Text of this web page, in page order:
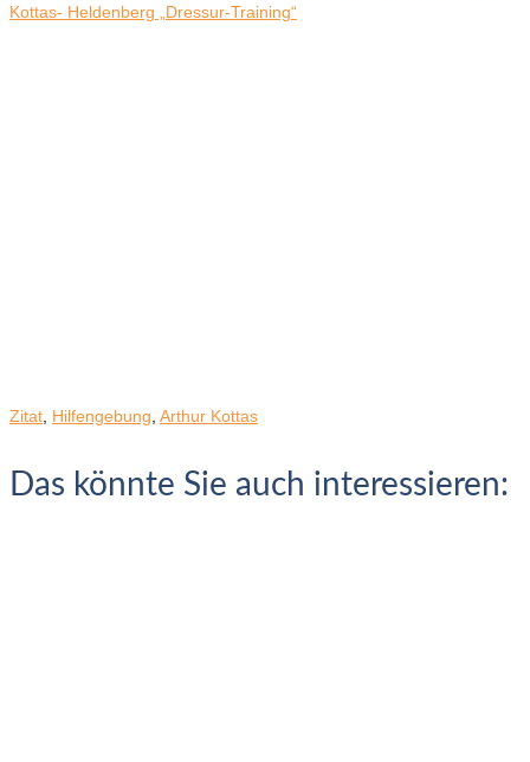
Kottas- Heldenberg „Dressur-Training“
Zitat Hilfengebung Arthur Kottas
Das könnte Sie auch interessieren: